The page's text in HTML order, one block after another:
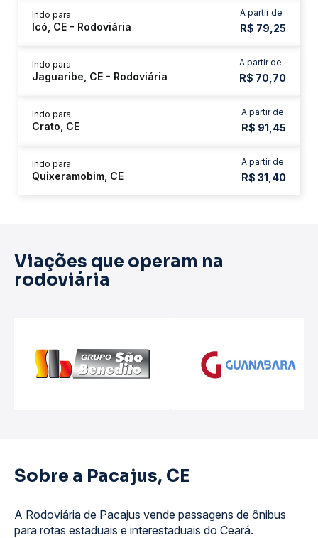
A partir de
R$ 79,25
Indo para
Icó, CE - Rodoviária
A partir de
R$ 70,70
Indo para
Jaguaribe, CE - Rodoviária
A partir de
R$ 91,45
Indo para
Crato, CE
A partir de
R$ 31,40
Indo para
Quixeramobim, CE
Viações que operam na
rodoviária
Sobre a Pacajus, CE
A Rodoviária de Pacajus vende passagens de ônibus
para rotas estaduais e interestaduais do Ceará.